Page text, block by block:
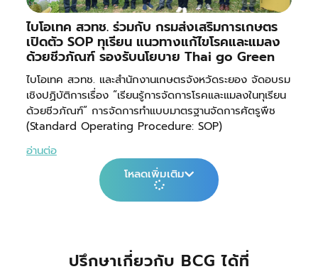
ไบโอเทค สวทช. ร่วมกับ กรมส่งเสริมการเกษตร
เปิดตัว SOP ทุเรียน แนวทางแก้ไขโรคและแมลง
ด้วยชีวภัณฑ์ รองรับนโยบาย Thai go Green
ไบโอเทค สวทช. และสำนักงานเกษตรจังหวัดระยอง จัดอบรม
เชิงปฏิบัติการเรื่อง “เรียนรู้การจัดการโรคและแมลงในทุเรียน
ด้วยชีวภัณฑ์” การจัดการทำแบบมาตรฐานจัดการศัตรูพืช
(Standard Operating Procedure: SOP)
อ่านต่อ
โหลดเพิ่มเติม
ปรึกษาเกี่ยวกับ BCG ได้ที่